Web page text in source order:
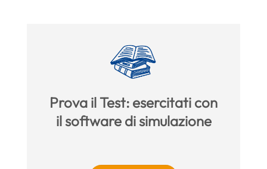
Prova il Test: esercitati con
il software di simulazione